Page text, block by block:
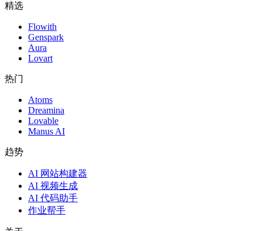
精选
Flowith
Genspark
Aura
Lovart
热门
Atoms
Dreamina
Lovable
Manus AI
趋势
AI 网站构建器
AI 视频生成
AI 代码助手
作业帮手